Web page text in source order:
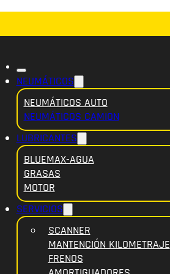
NEUMÁTICOS
NEUMÁTICOS AUTO
NEUMÁTICOS CAMION
LUBRICANTES
BLUEMAX-AGUA
GRASAS
MOTOR
SERVICIOS
SCANNER
MANTENCIÓN KILOMETRAJE
FRENOS